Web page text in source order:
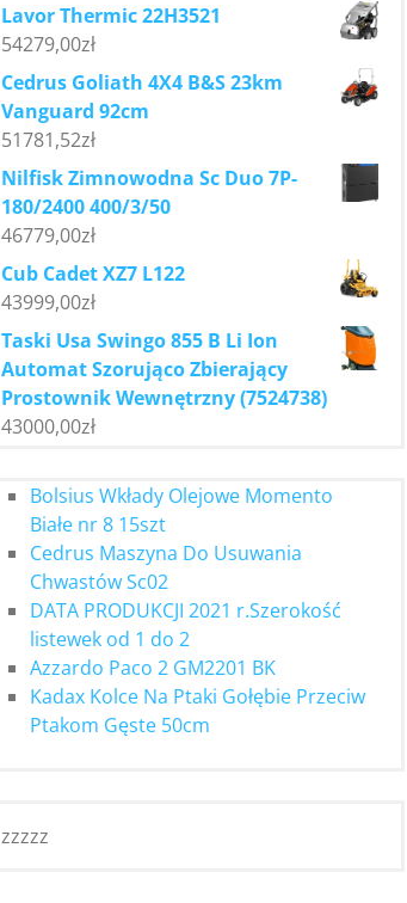
Lavor Thermic 22H3521
54279,00zł
Cedrus Goliath 4X4 B&S 23km
Vanguard 92cm
51781,52zł
Nilfisk Zimnowodna Sc Duo 7P-
180/2400 400/3/50
46779,00zł
Cub Cadet XZ7 L122
43999,00zł
Taski Usa Swingo 855 B Li Ion
Automat Szorująco Zbierający
Prostownik Wewnętrzny (7524738)
43000,00zł
Bolsius Wkłady Olejowe Momento
Białe nr 8 15szt
Cedrus Maszyna Do Usuwania
Chwastów Sc02
DATA PRODUKCJI 2021 r.Szerokość
listewek od 1 do 2
Azzardo Paco 2 GM2201 BK
Kadax Kolce Na Ptaki Gołębie Przeciw
Ptakom Gęste 50cm
zzzzz